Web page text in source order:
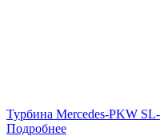
Турбина Mercedes-PKW
Подробнее